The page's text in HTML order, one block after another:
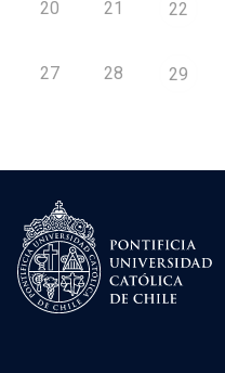
20 21 22
27 28 29